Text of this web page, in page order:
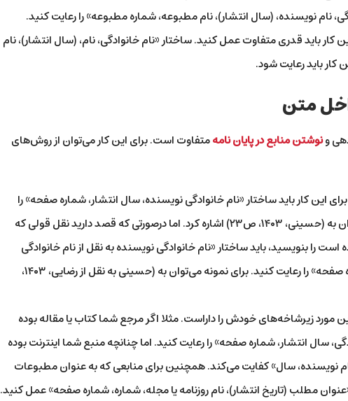
نام نویسنده، (سال انتشار)، نام مطبوعه، شماره مطبوعه» را رعایت کنید.
کار باید قدری متفاوت عمل کنید. ساختار «نام خانوادگی، نام، (سال انتشار)، نام
کار باید رعایت شود.
متن
ونوشتن منابع در پایان نامهمتفاوت است. برای این کار می‌توان از روش‌های
این کار باید ساختار «نام خانوادگی نویسنده، سال انتشار، شماره صفحه» را
رعایت کنید. برای نمونه می‌توان به (حسینی، ۱۴۰۳، ص۲۳) اشاره کرد. اما درصورتی که قصد دارید نقل قولی که
را بنویسید، باید ساختار «نام خانوادگی نویسنده به نقل از نام خانوادگی
گوینده نقل قول، سال، شماره صفحه» را رعایت کنید. برای نمونه می‌توان به (حسینی به نقل از رضایی، ۱۴۰۳،
زیرشاخه‌های خودش را داراست. مثلا اگر مرجع شما کتاب یا مقاله بوده
سال انتشار، شماره صفحه» را رعایت کنید. اما چنانچه منبع شما اینترنت بوده
نویسنده، سال» کفایت می‌کند. همچنین برای منابعی که به عنوان مطبوعات
مطلب (تاریخ انتشار)، نام روزنامه یا مجله، شماره، شماره صفحه» عمل کنید.